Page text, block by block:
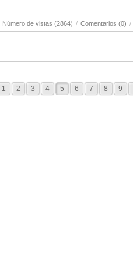
Número de vistas (2864) / Comentarios (0) /
1 2 3 4 5 6 7 8 9